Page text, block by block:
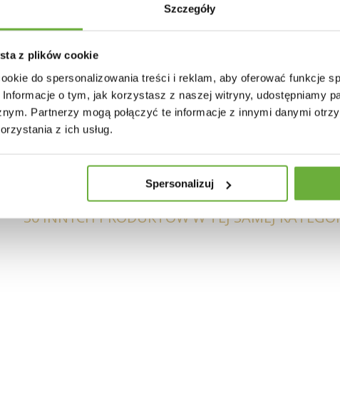
Szczegóły
z plików cookie
do spersonalizowania treści i reklam, aby oferować funkcje
o tym, jak korzystasz z naszej witryny, udostępniamy
Partnerzy mogą połączyć te informacje z innymi danymi
z ich usług.
Spersonalizuj
obciążenie: 100 kg
30 INNYCH PRODUKTÓW W TEJ SAMEJ